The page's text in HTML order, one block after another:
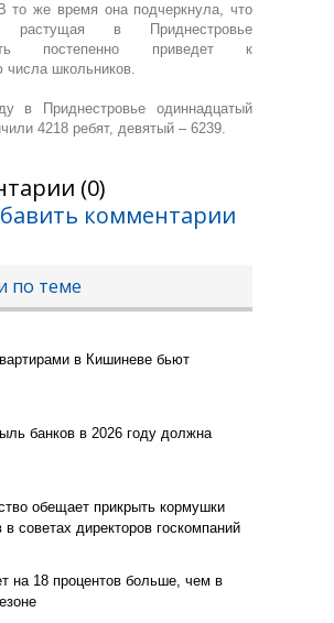
то же время она подчеркнула, что
растущая в Приднестровье
постепенно приведет к
числа школьников.
в Приднестровье одиннадцатый
4218 ребят, девятый – 6239.
(0)
комментарии
по теме
в Кишиневе бьют
банков в 2026 году должна
обещает прикрыть кормушки
в советах директоров госкомпаний
на 18 процентов больше, чем в